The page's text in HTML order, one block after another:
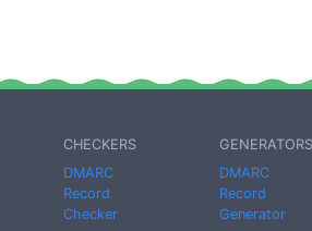
CHECKERS
DMARC
Record
Checker
GENERATORS
DMARC
Record
Generator